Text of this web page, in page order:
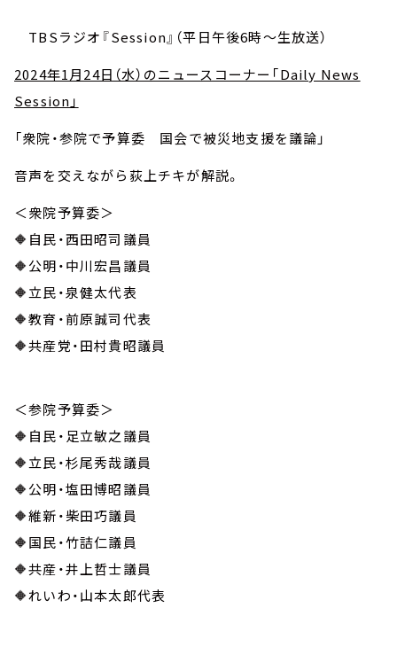
TBSラジオ『Session』（平日午後6時～生放送）
2024年1月24日（水）のニュースコーナー「Daily News
Session」
「衆院・参院で予算委 国会で被災地支援を議論」
音声を交えながら荻上チキが解説。
＜衆院予算委＞
🔶自民・西田昭司議員
🔶公明・中川宏昌議員
🔶立民・泉健太代表
🔶教育・前原誠司代表
🔶共産党・田村貴昭議員
＜参院予算委＞
🔶自民・足立敏之議員
🔶立民・杉尾秀哉議員
🔶公明・塩田博昭議員
🔶維新・柴田巧議員
🔶国民・竹詰仁議員
🔶共産・井上哲士議員
🔶れいわ・山本太郎代表